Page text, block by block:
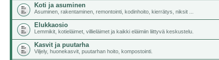
Koti ja asuminen
Asuminen, rakentaminen, remontointi, kodinhoito, kierrätys, niksit ...
Elukkaosio
Lemmikit, kotieläimet, villieläimet ja kaikki eläimiin liittyvä keskustelu.
Kasvit ja puutarha
Viljely, huonekasvit, puutarhan hoito, kompostointi.